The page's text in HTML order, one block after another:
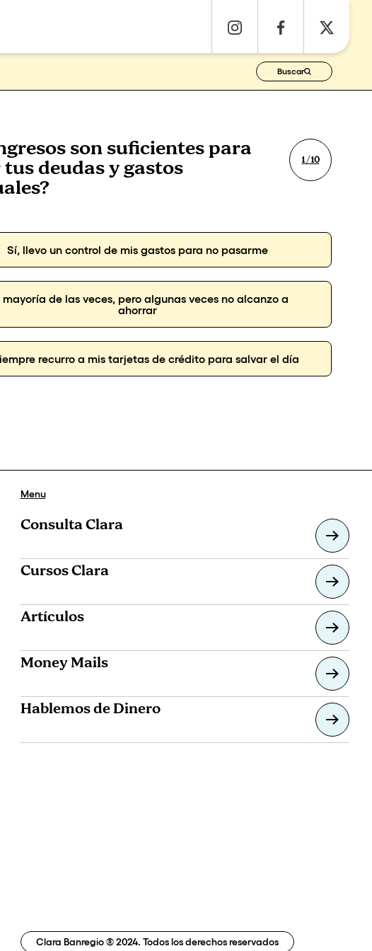
Buscar
son suficientes para
deudas y gastos
1 / 10
Sí, llevo un control de mis gastos para no pasarme
mayoría de las veces, pero algunas veces no alcanzo a
ahorrar
recurro a mis tarjetas de crédito para salvar el día
Menu
Consulta Clara
Cursos Clara
Artículos
Money Mails
Hablemos de Dinero
Clara Banregio ® 2024. Todos los derechos reservados